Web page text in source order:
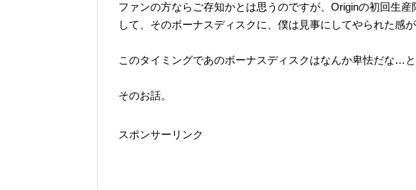
ファンの方ならご存知かとは思うのですが、Originの初回生
して、そのボーナスディスクに、僕は見事にしてやられた感が
このタイミングであのボーナスディスクはなんか卑怯だな…と
そのお話。
スポンサーリンク